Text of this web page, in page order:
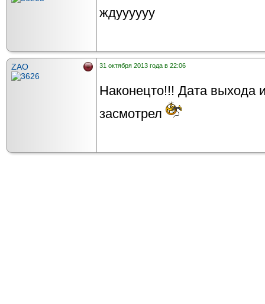
ждуууууу
ZAO 31 октября 2013 года в 22:06
Наконецто!!! Дата выхода
засмотрел